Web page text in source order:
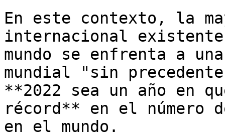
En este contexto, la
internacional
mundo se enfrenta a
mundial "sin
**2022 sea un año en
récord** en el número
en el mundo.